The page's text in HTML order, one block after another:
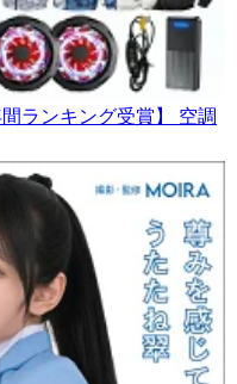
ランキング受賞】 空調